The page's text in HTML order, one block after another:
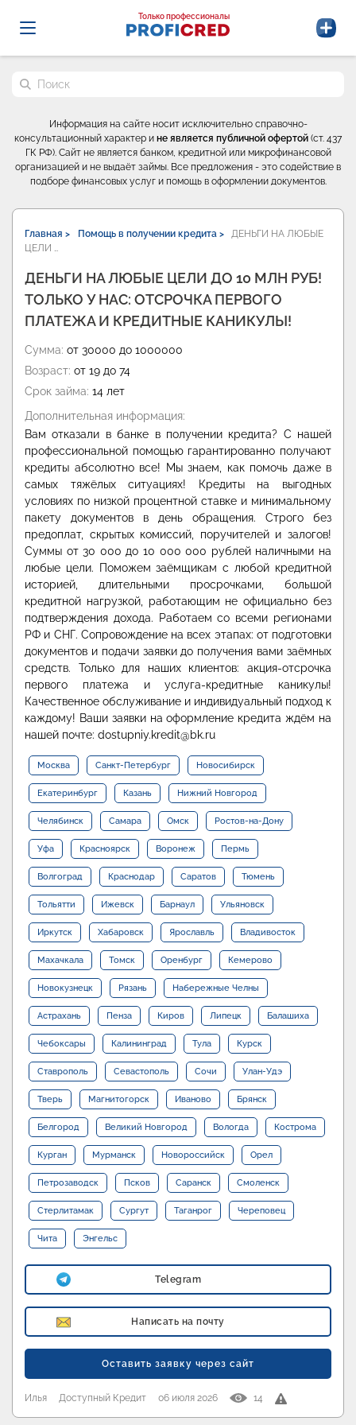
Probrokery - Только профессионалы
Только профессионалы
Поиск по сайту
Информация на сайте носит исключительно справочно-
консультационный характер и не является публичной офертой (ст. 437
ГК РФ). Сайт не является банком, кредитной или микрофинансовой
организацией и не выдаёт займы. Все предложения - это содействие в
подборе финансовых услуг и помощь в оформлении документов.
Главная > Помощь в получении кредита >
ДЕНЬГИ НА ЛЮБЫЕ
ЦЕЛИ …
ДЕНЬГИ НА ЛЮБЫЕ ЦЕЛИ ДО 10 МЛН РУБ!
ТОЛЬКО У НАС: ОТСРОЧКА ПЕРВОГО
ПЛАТЕЖА И КРЕДИТНЫЕ КАНИКУЛЫ!
Сумма: от 30000 до 1000000
Возраст: от 19 до 74
Срок займа: 14 лет
Дополнительная информация:
Вам отказали в банке в получении кредита? С нашей
профессиональной помощью гарантированно получают
кредиты абсолютно все! Мы знаем, как помочь даже в
самых тяжёлых ситуациях! Кредиты на выгодных
условиях по низкой процентной ставке и минимальному
пакету документов в день обращения. Строго без
предоплат, скрытых комиссий, поручителей и залогов!
Суммы от 30 000 до 10 000 000 рублей наличными на
любые цели. Поможем заёмщикам с любой кредитной
историей, длительными просрочками, большой
кредитной нагрузкой, работающим не официально без
подтверждения дохода. Работаем со всеми регионами
РФ и СНГ. Сопровождение на всех этапах: от подготовки
документов и подачи заявки до получения вами заёмных
средств. Только для наших клиентов: акция-отсрочка
первого платежа и услуга-кредитные каникулы!
Качественное обслуживание и индивидуальный подход к
каждому! Ваши заявки на оформление кредита ждём на
нашей почте: dostupniy.kredit@bk.ru
Москва Санкт-Петербург Новосибирск
Екатеринбург Казань Нижний Новгород
Челябинск Самара Омск Ростов-на-Дону
Уфа Красноярск Воронеж Пермь
Волгоград Краснодар Саратов Тюмень
Тольятти Ижевск Барнаул Ульяновск
Иркутск Хабаровск Ярославль Владивосток
Махачкала Томск Оренбург Кемерово
Новокузнецк Рязань Набережные Челны
Астрахань Пенза Киров Липецк Балашиха
Чебоксары Калининград Тула Курск
Ставрополь Севастополь Сочи Улан-Удэ
Тверь Магнитогорск Иваново Брянск
Белгород Великий Новгород Вологда Кострома
Курган Мурманск Новороссийск Орел
Петрозаводск Псков Саранск Смоленск
Стерлитамак Сургут Таганрог Череповец
Чита Энгельс
Telegram
Написать на почту
Оставить заявку через сайт
Илья Доступный Кредит 06 июля 2026 14